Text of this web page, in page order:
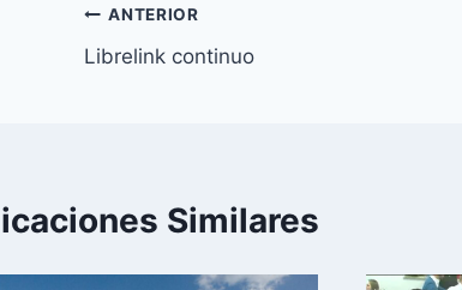
Navegación
de
ANTERIOR
Librelink continuo
Similares